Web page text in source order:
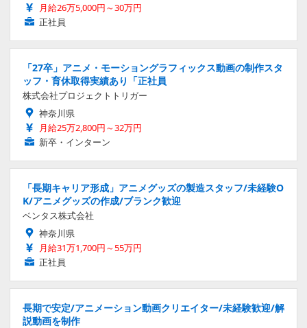
月給26万5,000円～30万円
正社員
「27卒」アニメ・モーショングラフィックス動画の制作スタ
ッフ・育休取得実績あり「正社員
株式会社プロジェクトトリガー
神奈川県
月給25万2,800円～32万円
新卒・インターン
「長期キャリア形成」アニメグッズの製造スタッフ/未経験O
K/アニメグッズの作成/ブランク歓迎
ベンタス株式会社
神奈川県
月給31万1,700円～55万円
正社員
長期で安定/アニメーション動画クリエイター/未経験歓迎/解
説動画を制作